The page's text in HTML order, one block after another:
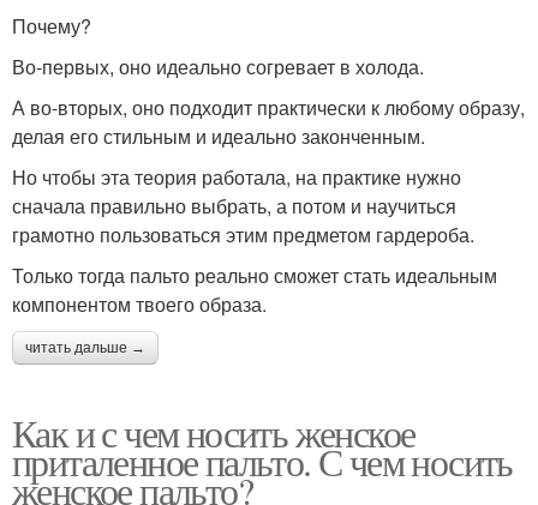
Почему?
Во-первых, оно идеально согревает в холода.
А во-вторых, оно подходит практически к любому образу,
делая его стильным и идеально законченным.
Но чтобы эта теория работала, на практике нужно
сначала правильно выбрать, а потом и научиться
грамотно пользоваться этим предметом гардероба.
Только тогда пальто реально сможет стать идеальным
компонентом твоего образа.
читать дальше →
Как и с чем носить женское
приталенное пальто. С чем носить
женское пальто?